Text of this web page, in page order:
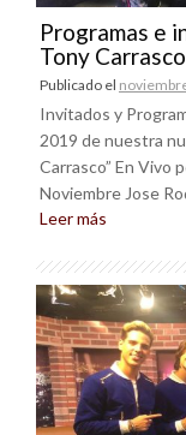
Programas e
Tony
Publicado el
Invitados y
2019 de nuestra
Carrasco” En Vivo
Noviembre Jose
Leer más